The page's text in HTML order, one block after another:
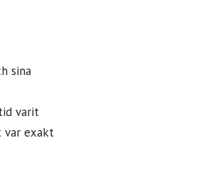
sina
varit
var exakt